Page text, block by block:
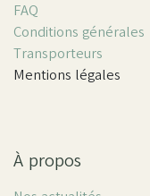
FAQ
Conditions générales
Transporteurs
Mentions légales
À propos